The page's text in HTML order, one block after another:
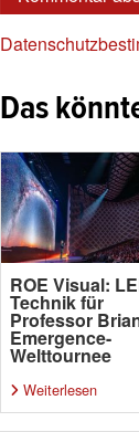
Das
ROE Visual:
Technik für
Professor
Emergence-
Welttournee
Weiterlesen